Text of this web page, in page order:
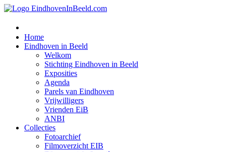
Home
Eindhoven in Beeld
Welkom
Stichting Eindhoven in Beeld
Exposities
Agenda
Parels van Eindhoven
Vrijwilligers
Vrienden EiB
ANBI
Collecties
Fotoarchief
Filmoverzicht EIB